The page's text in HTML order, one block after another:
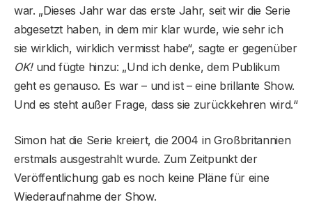
war. „Dieses Jahr war das erste Jahr, seit wir die Serie
abgesetzt haben, in dem mir klar wurde, wie sehr ich
sie wirklich, wirklich vermisst habe“, sagte er gegenüber
OK!und fügte hinzu: „Und ich denke, dem Publikum
geht es genauso. Es war – und ist – eine brillante Show.
Und es steht außer Frage, dass sie zurückkehren wird.“
Simon hat die Serie kreiert, die 2004 in Großbritannien
erstmals ausgestrahlt wurde. Zum Zeitpunkt der
Veröffentlichung gab es noch keine Pläne für eine
Wiederaufnahme der Show.